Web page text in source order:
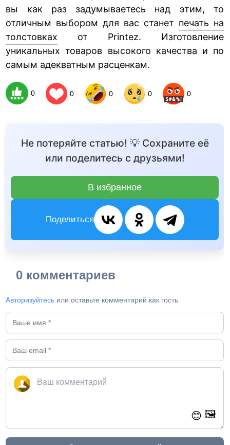
вы как раз задумываетесь над этим, то
отличным выбором для вас станет печать на
толстовках от Printez. Изготовление
уникальных товаров высокого качества и по
самым адекватным расценкам.
0 0 0 0 0
Не потеряйте статью! 💡 Сохраните её
или поделитесь с друзьями!
В избранное
Поделиться
0 комментариев
Авторизуйтесь или оставьте комментарий как гость
😊 🖼️